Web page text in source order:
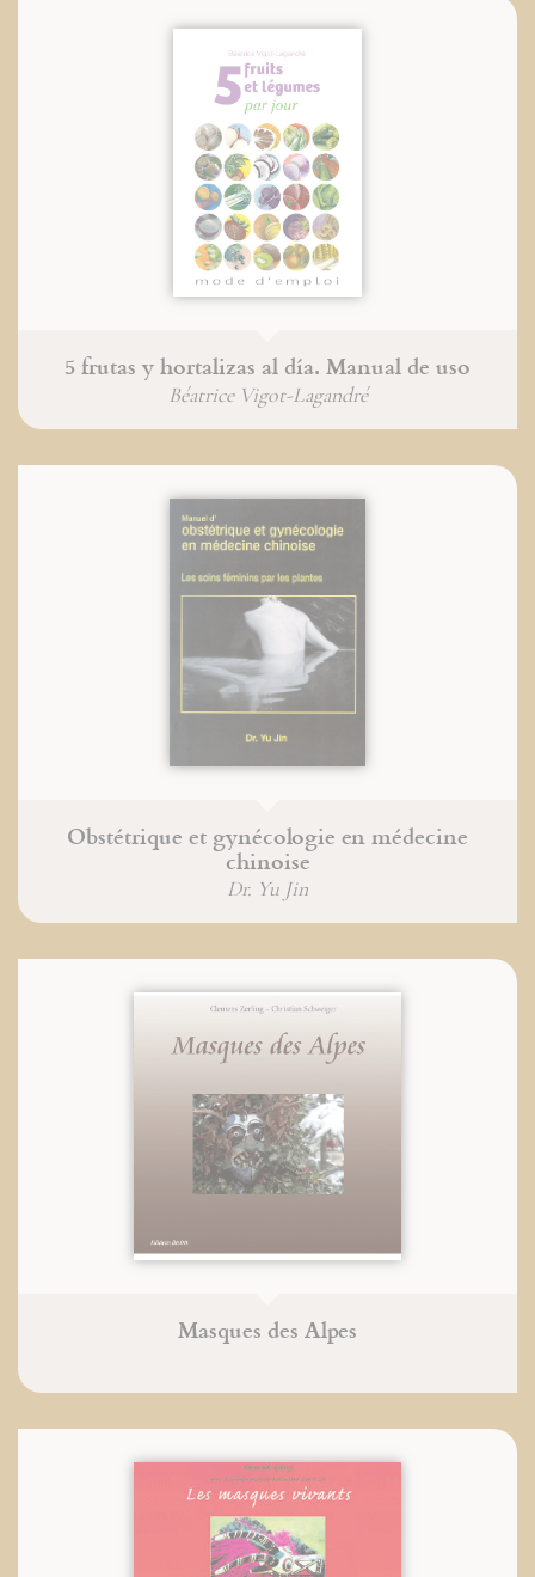
5 frutas y hortalizas al día. Manual de uso
Béatrice Vigot-Lagandré
Obstétrique et gynécologie en médecine
chinoise
Dr. Yu Jin
Masques des Alpes